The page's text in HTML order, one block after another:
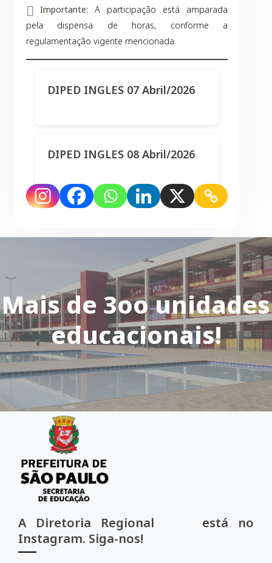
Importante: A participação está amparada
pela dispensa de horas, conforme a
regulamentação vigente mencionada.
DIPED INGLES 07 Abril/2026
DIPED INGLES 08 Abril/2026
Mais de 3oo unidades
educacionais!
A Diretoria Regional está no
Instagram. Siga-nos!